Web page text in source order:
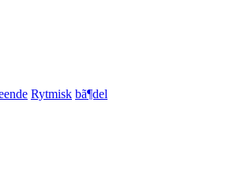
Rytmisk bã¶del